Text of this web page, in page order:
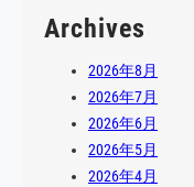
Archives
2026年8月
2026年7月
2026年6月
2026年5月
2026年4月